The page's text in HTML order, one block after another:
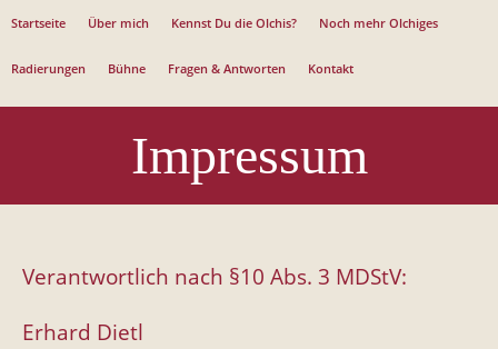
Jump to navigation
Startseite Über mich Kennst Du die Olchis? Noch mehr Olchiges
Radierungen Bühne Fragen & Antworten Kontakt
Impressum
Verantwortlich nach §10 Abs. 3 MDStV:
Erhard Dietl